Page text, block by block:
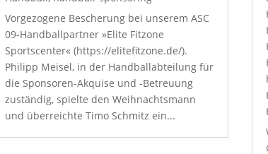
Vorgezogene Bescherung bei unserem ASC
09-Handballpartner »Elite Fitzone
Sportscenter« (https://elitefitzone.de/).
Philipp Meisel, in der Handballabteilung für
die Sponsoren-Akquise und -Betreuung
zuständig, spielte den Weihnachtsmann
und überreichte Timo Schmitz ein...